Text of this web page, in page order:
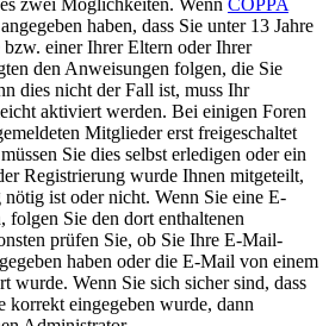
zwei Möglichkeiten. Wenn COPPA
haben, dass Sie unter 13 Jahre
bzw. einer Ihrer Eltern oder Ihrer
den Anweisungen folgen, die Sie
dies nicht der Fall ist, muss Ihr
aktiviert werden. Bei einigen Foren
Mitglieder erst freigeschaltet
Sie dies selbst erledigen oder ein
Registrierung wurde Ihnen mitgeteilt,
ist oder nicht. Wenn Sie eine E-
folgen Sie den dort enthaltenen
prüfen Sie, ob Sie Ihre E-Mail-
haben oder die E-Mail von einem
wurde. Wenn Sie sich sicher sind, dass
korrekt eingegeben wurde, dann